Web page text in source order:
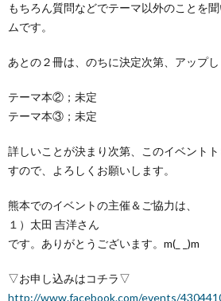
もちろん質問などでテーマ以外のことを
ムです。
あとの２冊は、のちに決定次第、アップし
テーマ本②；未定
テーマ本③；未定
詳しいことが決まり次第、このイベント
すので、よろしくお願いします。
熊本でのイベントの主催＆ご協力は、
１）太田 吉洋さん
です。ありがとうございます。m(_ _)m
▽お申し込みはコチラ▽
http://www.facebook.com/events/